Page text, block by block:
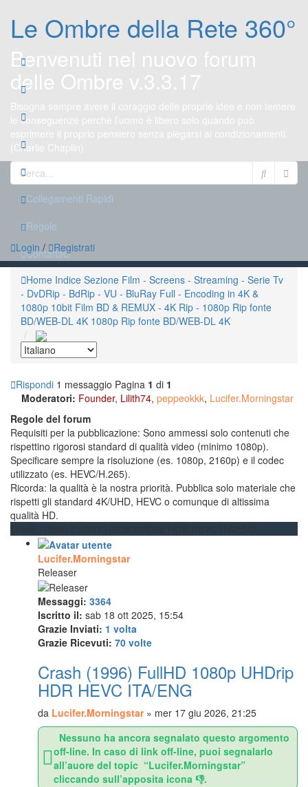
Le Ombre della Rete 360°
Login / Registrati
Benvenuti nel nuovo forum
delle Ombre v.3.3.17
Bisogna sempre avere il coraggio delle proprie idee e non temere
le conseguenze perchè l’uomo è libero solo quando può
esprimere il proprio pensiero senza piegarsi ai condizionamenti.
(Charlie Chaplin)
Collegamenti Rapidi
Regole
Contattaci
Home Indice Sezione Film - Screens - Streaming - Serie Tv
- DvDRip - BdRip - VU - BluRay Full - Encoding in 4K &
1080p 10bit Film BD & REMUX - 4K Rip - 1080p Rip fonte
BD/WEB-DL 4K 1080p Rip fonte BD/WEB-DL 4K
Rispondi 1 messaggio Pagina 1 di 1
Moderatori: Founder, Lilith74, peppeokkk, Lucifer.Morningstar
Regole del forum
Requisiti per la pubblicazione: Sono ammessi solo contenuti che
rispettino rigorosi standard di qualità video (minimo 1080p).
Specificare sempre la risoluzione (es. 1080p, 2160p) e il codec
utilizzato (es. HEVC/H.265).
Ricorda: la qualità è la nostra priorità. Pubblica solo materiale che
rispetti gli standard 4K/UHD, HEVC o comunque di altissima
qualità HD.
Crash (1996) FullHD 1080p UHDrip HDR HEVC ITA/ENG
Lucifer.Morningstar
Releaser
Messaggi: 3364
Iscritto il: sab 18 ott 2025, 15:54
Grazie Inviati: 1 volta
Grazie Ricevuti: 70 volte
Crash (1996) FullHD 1080p UHDrip
HDR HEVC ITA/ENG
da Lucifer.Morningstar» mer 17 giu 2026, 21:25
Nessuno ha ancora segnalato questo argomento
off-line. In caso di link off-line, puoi segnalarlo
all’auore del topic “Lucifer.Morningstar”
cliccando sull’apposita icona 👎.